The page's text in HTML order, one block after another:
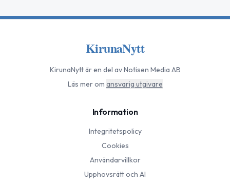
KirunaNytt
KirunaNyttär en del av Notisen Media AB
Läs mer om ansvarig utgivare
Information
Integritetspolicy
Cookies
Användarvillkor
Upphovsrätt och AI